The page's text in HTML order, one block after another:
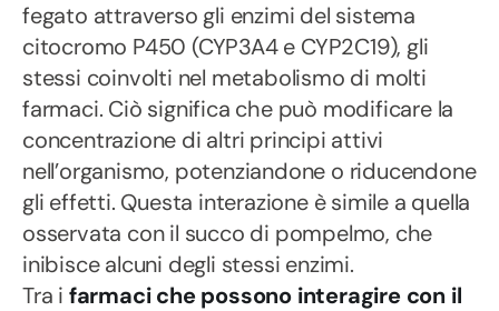
fegato attraverso gli enzimi del sistema
citocromo P450 (CYP3A4 e CYP2C19), gli
stessi coinvolti nel metabolismo di molti
farmaci. Ciò significa che può modificare la
concentrazione di altri principi attivi
nell’organismo, potenziandone o riducendone
gli effetti. Questa interazione è simile a quella
osservata con il succo di pompelmo, che
inibisce alcuni degli stessi enzimi.
Tra i farmaci che possono interagire con il